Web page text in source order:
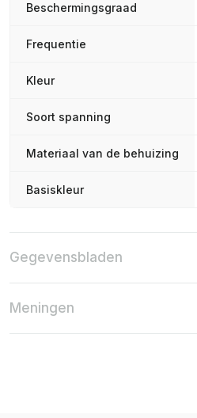
Beschermingsgraad
Frequentie
Kleur
Soort spanning
Materiaal van de behuizing
Basiskleur
Gegevensbladen
Meningen